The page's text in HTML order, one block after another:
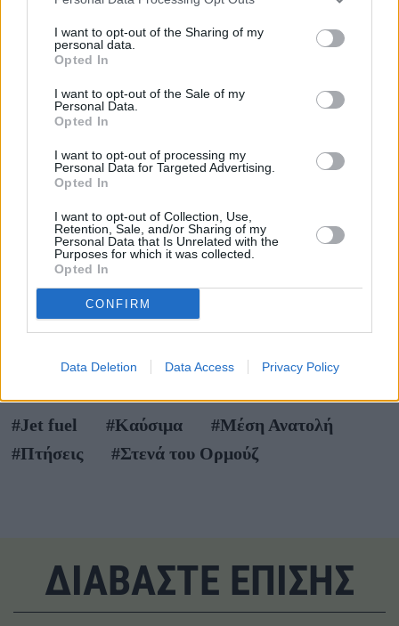
I want to opt-out of the Sharing of my
personal data.
Opted In
I want to opt-out of the Sale of my
Personal Data.
Opted In
I want to opt-out of processing my
Personal Data for Targeted Advertising.
Opted In
I want to opt-out of Collection, Use,
Retention, Sale, and/or Sharing of my
Personal Data that Is Unrelated with the
Purposes for which it was collected.
Opted In
CONFIRM
Data Deletion Data Access Privacy Policy
«ηρεμία πριν την καταιγίδα» ενός δύσκολου καλοκαιριού.
Περισσότερες ειδήσεις
και της ασφάλειας του υπό κατασκευή αεροδρομίου
Οκτώβριο – Λουκέτο στη βάση του «Μακεδονία», ψαλίδι
στην Αθήνα και 700.000 θέσεις στον αέρα
«Πτήση» προς την κορυφή για την επιβατική κίνηση του
α΄τριμήνου – Τα «σάρωσε» όλα ο Κρατικός Αερολιμένας
#Jet fuel #Καύσιμα
#Μέση Ανατολή
#Πτήσεις
#Στενά του Ορμούζ
ΔΙΑΒΑΣΤΕ ΕΠΙΣΗΣ